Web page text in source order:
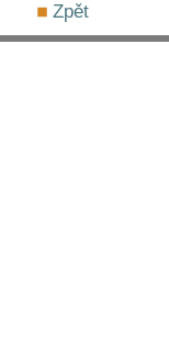
Zpět